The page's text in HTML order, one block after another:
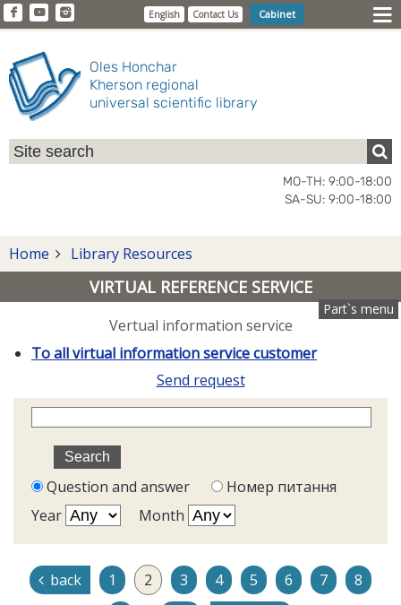
English Contact Us Cabinet
Oles Honchar
Kherson regional
universal scientific library
MO-TH: 9:00-18:00
SA-SU: 9:00-18:00
Home Library Resources
VIRTUAL REFERENCE SERVICE
Part`s menu
Vertual information service
To all virtual information service customer
Send request
Question and answer
Номер питання
Year
Month
back 1 2 3 4 5 6 7
8